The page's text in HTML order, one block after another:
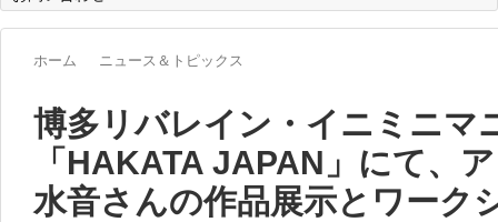
ホーム ニュース＆トピックス
博多リバレイン・イニミニマ
「HAKATA JAPAN」にて、
水音さんの作品展示とワーク